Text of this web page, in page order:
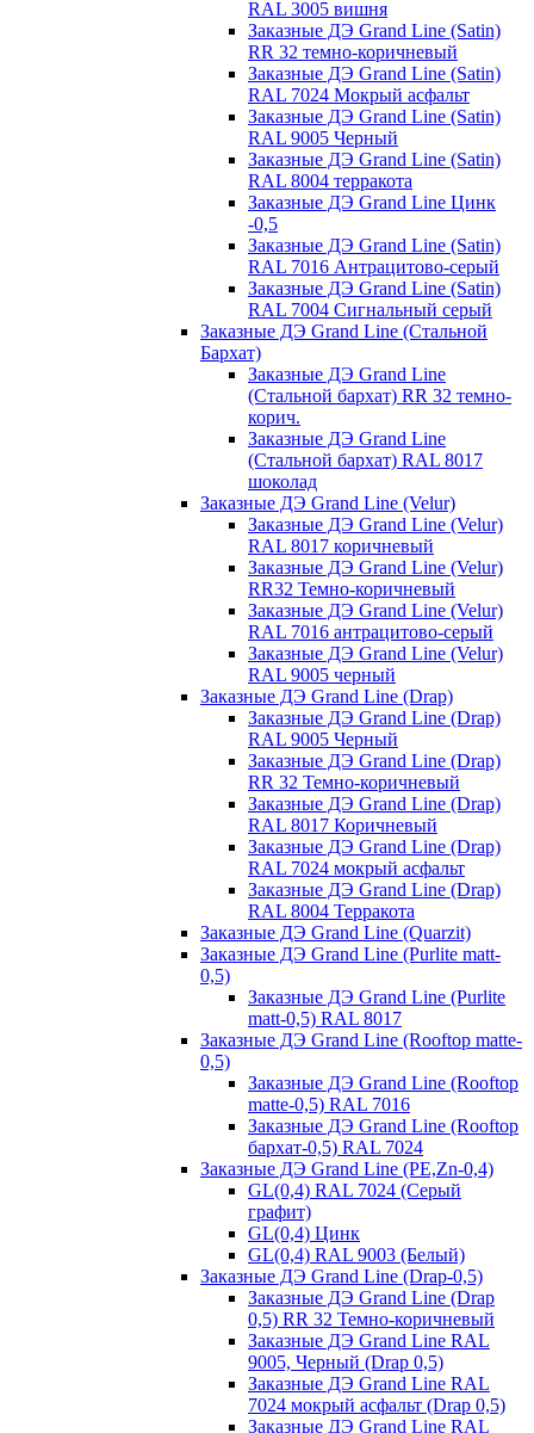
RAL 3005 вишня
Заказные ДЭ Grand Line (Satin)
RR 32 темно-коричневый
Заказные ДЭ Grand Line (Satin)
RAL 7024 Мокрый асфальт
Заказные ДЭ Grand Line (Satin)
RAL 9005 Черный
Заказные ДЭ Grand Line (Satin)
RAL 8004 терракота
Заказные ДЭ Grand Line Цинк
-0,5
Заказные ДЭ Grand Line (Satin)
RAL 7016 Антрацитово-серый
Заказные ДЭ Grand Line (Satin)
RAL 7004 Сигнальный серый
Заказные ДЭ Grand Line (Стальной
Бархат)
Заказные ДЭ Grand Line
(Стальной бархат) RR 32 темно-
корич.
Заказные ДЭ Grand Line
(Стальной бархат) RAL 8017
шоколад
Заказные ДЭ Grand Line (Velur)
Заказные ДЭ Grand Line (Velur)
RAL 8017 коричневый
Заказные ДЭ Grand Line (Velur)
RR32 Темно-коричневый
Заказные ДЭ Grand Line (Velur)
RAL 7016 антрацитово-серый
Заказные ДЭ Grand Line (Velur)
RAL 9005 черный
Заказные ДЭ Grand Line (Drap)
Заказные ДЭ Grand Line (Drap)
RAL 9005 Черный
Заказные ДЭ Grand Line (Drap)
RR 32 Темно-коричневый
Заказные ДЭ Grand Line (Drap)
RAL 8017 Коричневый
Заказные ДЭ Grand Line (Drap)
RAL 7024 мокрый асфальт
Заказные ДЭ Grand Line (Drap)
RAL 8004 Терракота
Заказные ДЭ Grand Line (Quarzit)
Заказные ДЭ Grand Line (Purlite matt-
0,5)
Заказные ДЭ Grand Line (Purlite
matt-0,5) RAL 8017
Заказные ДЭ Grand Line (Rooftop matte-
0,5)
Заказные ДЭ Grand Line (Rooftop
matte-0,5) RAL 7016
Заказные ДЭ Grand Line (Rooftop
бархат-0,5) RAL 7024
Заказные ДЭ Grand Line (PE,Zn-0,4)
GL(0,4) RAL 7024 (Серый
графит)
GL(0,4) Цинк
GL(0,4) RAL 9003 (Белый)
Заказные ДЭ Grand Line (Drap-0,5)
Заказные ДЭ Grand Line (Drap
0,5) RR 32 Темно-коричневый
Заказные ДЭ Grand Line RAL
9005, Черный (Drap 0,5)
Заказные ДЭ Grand Line RAL
7024 мокрый асфальт (Drap 0,5)
Заказные ДЭ Grand Line RAL